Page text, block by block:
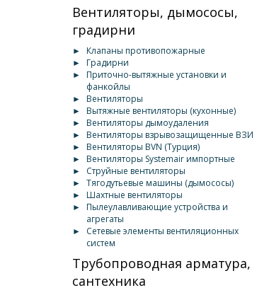
Вентиляторы, дымососы,
градирни
►
Клапаны противопожарные
►
Градирни
►
Приточно-вытяжные установки и
фанкойлы
►
Вентиляторы
►
Вытяжные вентиляторы (кухонные)
►
Вентиляторы дымоудаления
►
Вентиляторы взрывозащищенные ВЗИ
►
Вентиляторы BVN (Турция)
►
Вентиляторы Systemair импортные
►
Струйные вентиляторы
► Тягодутьевые машины (дымососы)
►
Шахтные вентиляторы
►
Пылеулавливающие устройства и
агрегаты
►
Сетевые элементы вентиляционных
систем
Трубопроводная арматура,
сантехника